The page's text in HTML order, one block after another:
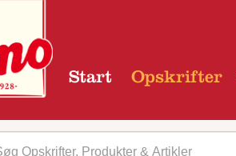
Start Opskrifter